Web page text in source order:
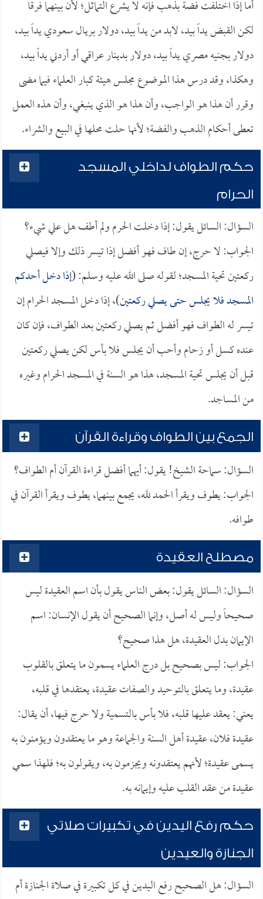
أما إذا اختلفت فضة بذهب فإنه لا يشرع التماثل؛ لأن بينهما فرقاً
لكن القبض يداً بيد، لابد من يداً بيد، دولار بريال سعودي يداً بيد،
دولار بجنيه مصري يداً بيد، دولار بدينار عراقي أو أردني يداً بيد،
وهكذا، وقد درس هذا الموضوع مجلس هيئة كبار العلماء فيما مضى
وقرر أن هذا هو الواجب، وأن هذا هو الذي ينبغي، وأن هذه العمل
تعطى أحكام الذهب والفضة؛ لأنها حلت محلها في البيع والشراء.
حكم الطواف لداخلي المسجد
الحرام
السؤال: السائل يقول: إذا دخلت الحرم ولم أطف هل علي شيء؟
الجواب: لا حرج، إن طاف فهو أفضل إذا تيسر ذلك وإلا فيصلي
ركعتين تحية المسجد؛ لقوله صلى الله عليه وسلم: (إذا دخل أحدكم
المسجد فلا يجلس حتى يصلي ركعتين)، إذا دخل المسجد الحرام إن
تيسر له الطواف فهو أفضل ثم يصلي ركعتين بعد الطواف، فإن كان
عنده كسل أو زحام وأحب أن يجلس فلا بأس لكن يصلي ركعتين
قبل أن يجلس تحية المسجد، هذا هو السنة في المسجد الحرام وغيره
من المساجد.
الجمع بين الطواف وقراءة القرآن
السؤال: سماحة الشيخ! يقول: أيهما أفضل قراءة القرآن أم الطواف؟
الجواب: يطوف ويقرأ الحمد لله، يجمع بينهما، يطوف ويقرأ القرآن في
طوافه.
مصطلح العقيدة
السؤال: السائل يقول: بعض الناس يقول بأن اسم العقيدة ليس
صحيحاً وليس له أصل، وإنما الصحيح أن يقول الإنسان: اسم
الإيمان بدل العقيدة، هل هذا صحيح؟
الجواب: ليس بصحيح بل درج العلماء يسمون ما يتعلق بالقلوب
عقيدة، وما يتعلق بالتوحيد والصفات عقيدة، يعتقدها في قلبه،
يعني: يعقد عليها قلبه، فلا بأس بالتسمية ولا حرج فيها، أن يقال:
عقيدة فلان، عقيدة أهل السنة والجماعة وهو ما يعتقدون ويؤمنون به
يسمى عقيدة؛ لأنهم يعتقدونه ويجزمون به، ويقولون به؛ فلهذا سمي
عقيدة من عقد القلب عليه وإيمانه به.
حكم رفع اليدين في تكبيرات صلاتي
الجنازة والعيدين
السؤال: هل الصحيح رفع اليدين في كل تكبيرة في صلاة الجنازة أم